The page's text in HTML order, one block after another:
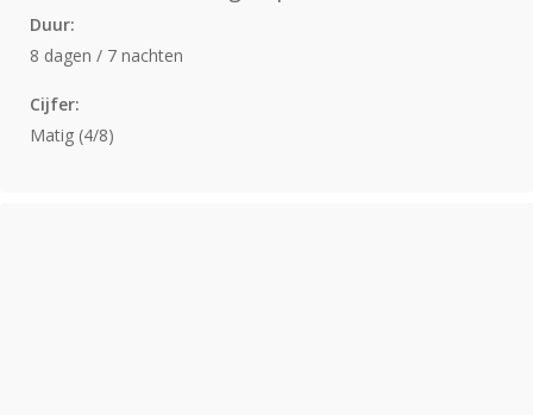
Duur:
8 dagen / 7 nachten
Cijfer:
Matig (4/8)